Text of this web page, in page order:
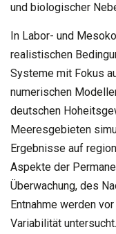
und biologischer
In Labor- und
realistischen
Systeme mit Fokus
numerischen
deutschen
Meeresgebieten
Ergebnisse auf
Aspekte der
Überwachung, des
Entnahme werden
Variabilität